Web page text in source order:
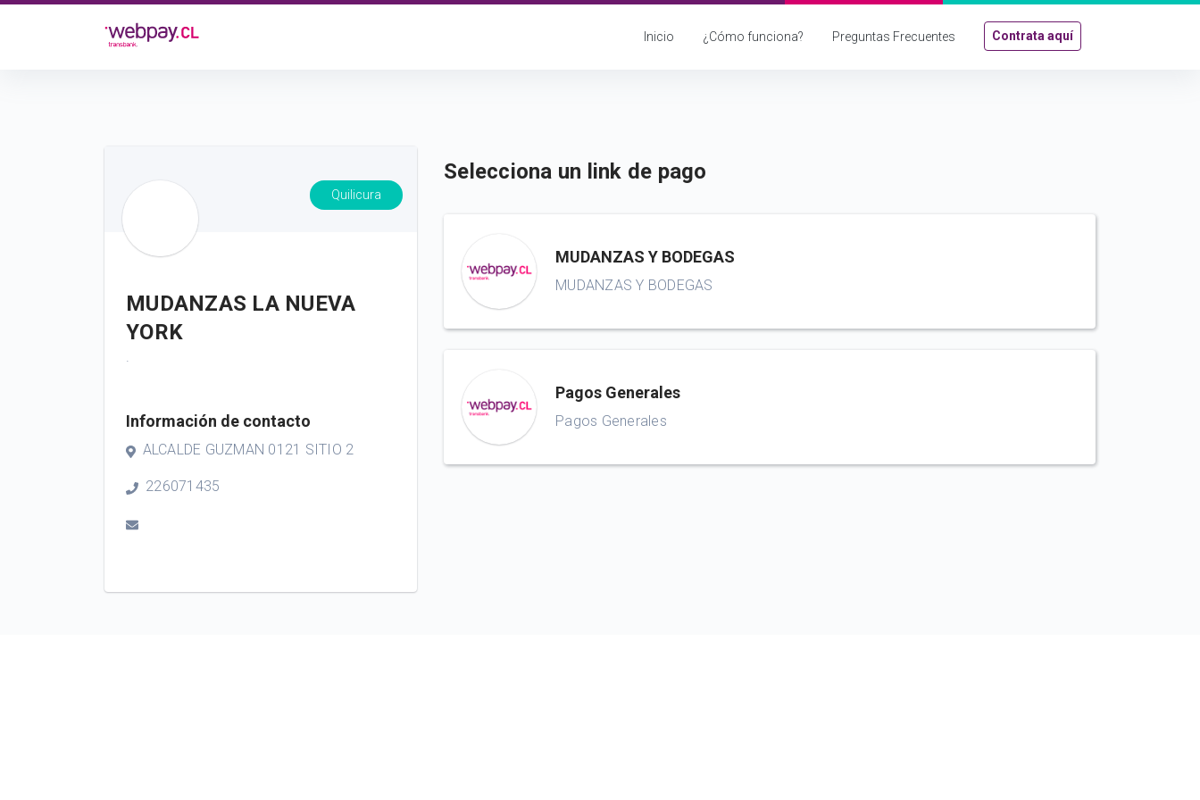
Inicio ¿Cómo funciona? Preguntas Frecuentes Contrata aquí
Quilicura
MUDANZAS LA NUEVA
YORK
.
Información de contacto
ALCALDE GUZMAN 0121 SITIO 2
226071435
Selecciona un link de pago
MUDANZAS Y BODEGAS
MUDANZAS Y BODEGAS
Pagos Generales
Pagos Generales